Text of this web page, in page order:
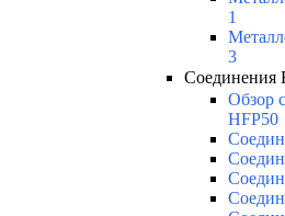
1
3
Соединения
Обзор
HFP50